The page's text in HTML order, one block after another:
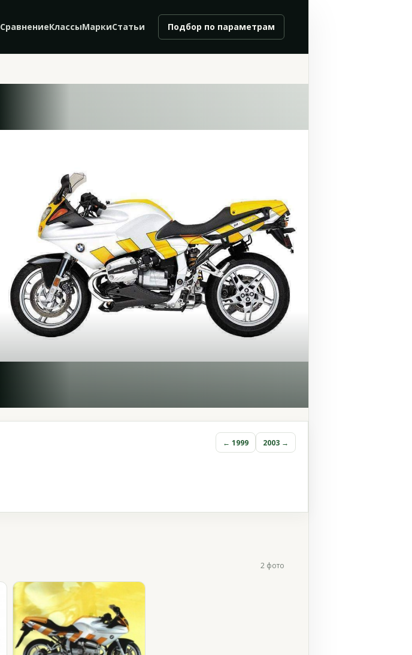
СравнениеКлассыМаркиСтатьи Подбор по параметрам
← 1999 2003 →
2 фото